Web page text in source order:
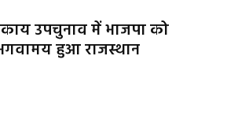
उपचुनाव में भाजपा को
हुआ राजस्थान